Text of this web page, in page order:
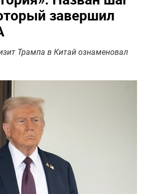
завершил
Трампа в Китай ознаменовал